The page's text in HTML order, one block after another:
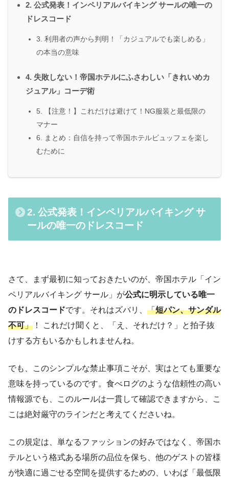
2. 公式発表！インペリアルバイキング サールの唯一の
ドレスコード
3. 利用者の声から判明！「カジュアルでも楽しめる」
の本当の意味
4. 失敗しない！帝国ホテルにふさわしい「きれいめカ
ジュアル」コーデ術
5. 【注意！】これだけは避けて！NG服装と最低限の
マナー
6. まとめ：自信を持って帝国ホテルビュッフェを楽し
むために
2. 公式発表！インペリアルバイキング サ
ールの唯一のドレスコード
さて、まず最初に知っておきたいのが、帝国ホテル「イン
ペリアルバイキング サール」が公式に明示している唯一
のドレスコードです。それはズバリ、 「短パン、サンダル
不可」 ！ これだけ聞くと、「え、それだけ？」と拍子抜
けする方もいるかもしれませんね。
でも、このシンプルな禁止事項こそが、実はとても重要な
意味を持っているのです。食べログのような信頼性の高い
情報源でも、このルールは一貫して確認できますから、こ
こは絶対厳守のラインだと考えてくださいね。
この規定は、単なるファッションの好みではなく、帝国ホ
テルという格式ある場所の品位を保ち、他のゲストの皆様
が快適に過ごせる空間を提供するための、いわば「最低限